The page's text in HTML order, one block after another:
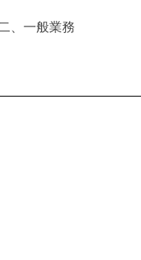
二、一般業務